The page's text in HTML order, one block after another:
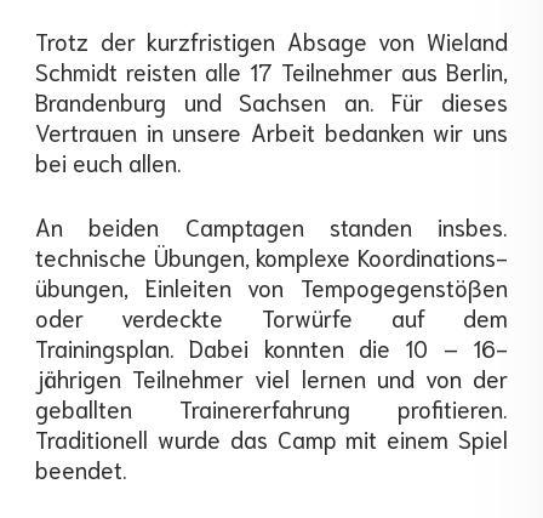
Trotz der kurzfristigen Absage von Wieland
Schmidt reisten alle 17 Teilnehmer aus Berlin,
Brandenburg und Sachsen an. Für dieses
Vertrauen in unsere Arbeit bedanken wir uns
bei euch allen.
An beiden Camptagen standen insbes.
technische Übungen, komplexe Koordinations-
übungen, Einleiten von Tempogegenstößen
oder verdeckte Torwürfe auf dem
Trainingsplan. Dabei konnten die 10 – 16-
jährigen Teilnehmer viel lernen und von der
geballten Trainererfahrung profitieren.
Traditionell wurde das Camp mit einem Spiel
beendet.